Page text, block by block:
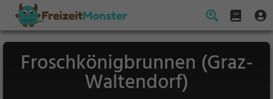
Froschkönigbrunnen (Graz-
Waltendorf)